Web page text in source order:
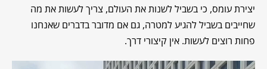
יצירת עומס, כי בשביל לשנות את העולם, צריך לעשות את מה
שחייבים בשביל להגיע למטרה, גם אם מדובר בדברים שאנחנו
פחות רוצים לעשות. אין קיצורי דרך.